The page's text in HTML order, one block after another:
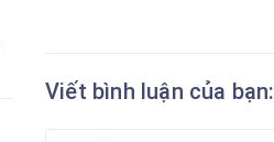
Viết bình luận của bạn: